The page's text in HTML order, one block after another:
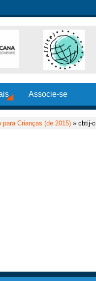
Associe-se
Crianças (de 2015) » cbtij-